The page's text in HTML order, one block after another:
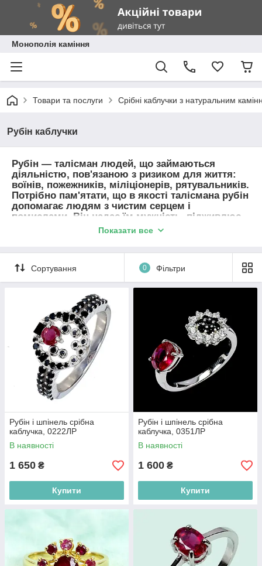
Монополія каміння
Товари та послуги Срібні каблучки з натуральним
Рубін каблучки
Рубін — талісман людей, що займаються
діяльністю, пов'язаною з ризиком для життя:
воїнів, пожежників, міліціонерів, рятувальників.
Потрібно пам'ятати, що в якості талісмана рубін
допомагає людям з чистим серцем і
помислами. Він надає їм мужність, підживлює
енергією і оберігає від травм. Прикраса з
Показати все
Сортування 0 Фільтри
Рубін і шпінель срібна
каблучка, 0222ЛР
В наявності
1 650 ₴
Купити
Рубін і шпінель срібна
каблучка, 0351ЛР
В наявності
1 600 ₴
Купити